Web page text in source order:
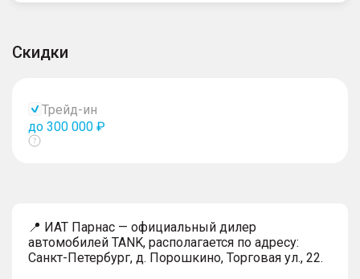
Скидки
Трейд-ин
до 300 000 ₽
Показать
📍 ИАТ Парнас — официальный дилер
автомобилей TANK, располагается по адресу:
Санкт-Петербург, д. Порошкино, Торговая ул., 22.